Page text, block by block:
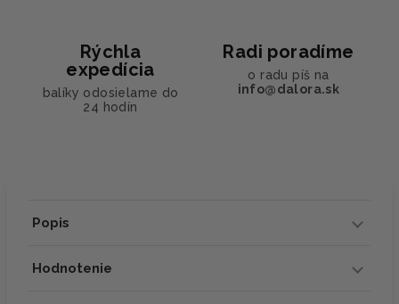
Rýchla
expedícia
balíky odosielame do
24 hodín
Radi poradíme
o radu píš na
info@dalora.sk
Popis
Hodnotenie